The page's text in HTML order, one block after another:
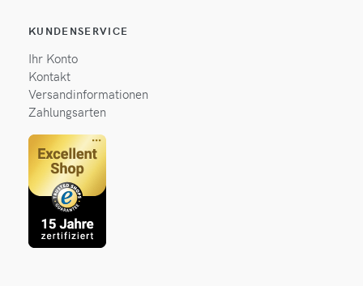
KUNDENSERVICE
Ihr Konto
Kontakt
Versandinformationen
Zahlungsarten